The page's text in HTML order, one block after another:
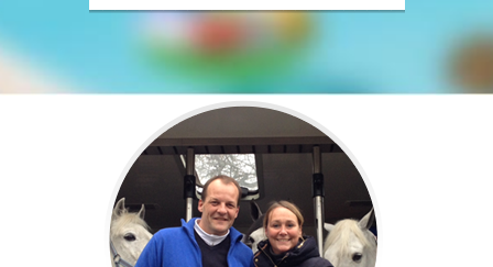
Gehost door B&S Media Internetmarketing